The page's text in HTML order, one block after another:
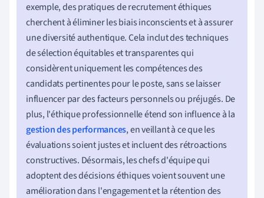
exemple, des pratiques de recrutement éthiques
cherchent à éliminer les biais inconscients et à assurer
une diversité authentique. Cela inclut des techniques
de sélection équitables et transparentes qui
considèrent uniquement les compétences des
candidats pertinentes pour le poste, sans se laisser
influencer par des facteurs personnels ou préjugés. De
plus, l'éthique professionnelle étend son influence à la
gestion des performances, en veillant à ce que les
évaluations soient justes et incluent des rétroactions
constructives. Désormais, les chefs d'équipe qui
adoptent des décisions éthiques voient souvent une
amélioration dans l'engagement et la rétention des